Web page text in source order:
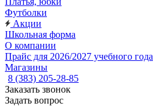
Футболки
Акции
Школьная форма
О компании
Прайс для 2026/2027 учебного года
Магазины
8 (383) 205-28-85
Заказать звонок
Задать вопрос